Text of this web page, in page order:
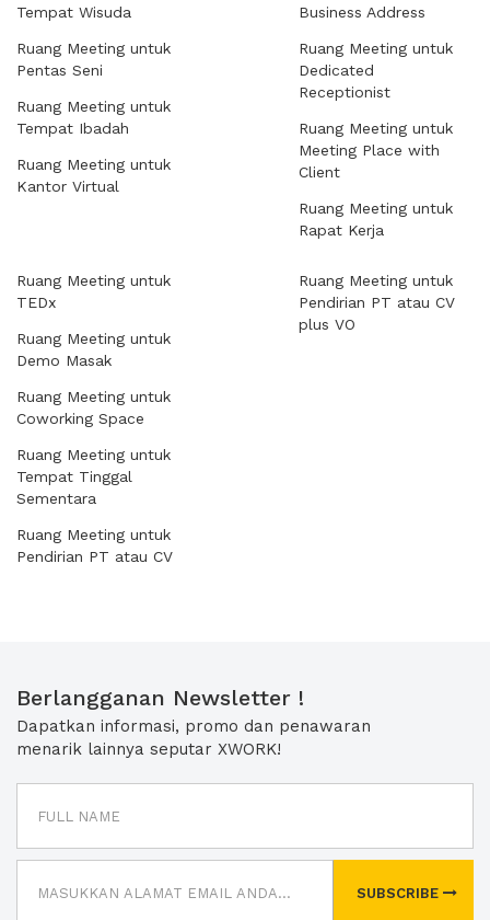
Tempat Wisuda
Ruang Meeting untuk
Pentas Seni
Ruang Meeting untuk
Tempat Ibadah
Ruang Meeting untuk
Kantor Virtual
Business Address
Ruang Meeting untuk
Dedicated
Receptionist
Ruang Meeting untuk
Meeting Place with
Client
Ruang Meeting untuk
Rapat Kerja
Ruang Meeting untuk
TEDx
Ruang Meeting untuk
Demo Masak
Ruang Meeting untuk
Coworking Space
Ruang Meeting untuk
Tempat Tinggal
Sementara
Ruang Meeting untuk
Pendirian PT atau CV
Ruang Meeting untuk
Pendirian PT atau CV
plus VO
Berlangganan Newsletter !
Dapatkan informasi, promo dan penawaran
menarik lainnya seputar XWORK!
SUBSCRIBE